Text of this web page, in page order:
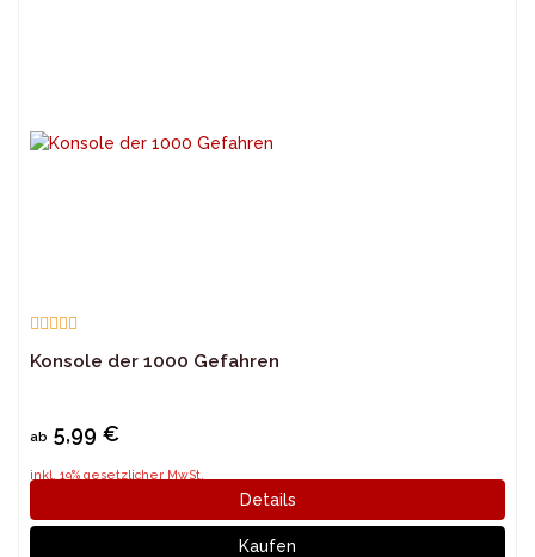
Konsole der 1000 Gefahren
ab 5,99 €
inkl. 19% gesetzlicher MwSt.
Details
Kaufen